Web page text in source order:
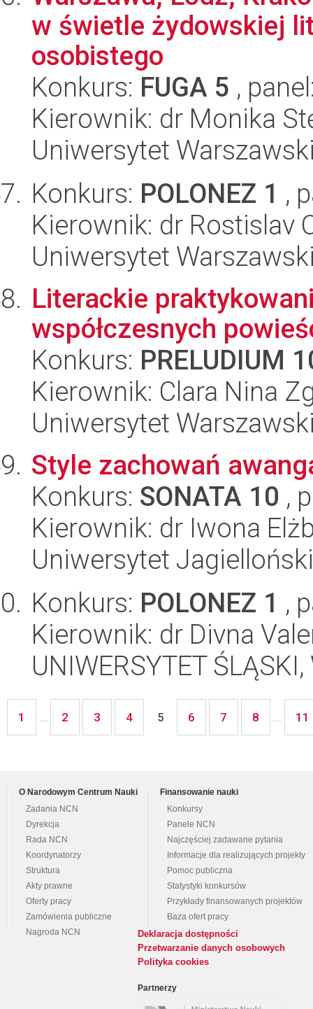
w świetle żydowskiej
osobistego
Konkurs: FUGA 5 ,
Kierownik: dr Monika
Uniwersytet
Konkurs: POLONEZ 1 ,
Kierownik: dr Rostislav
Uniwersytet
Literackie
współczesnych
Konkurs: PRELUDIUM
Kierownik: Clara Nina
Uniwersytet
Style zachowań
Konkurs: SONATA 10 ,
Kierownik: dr Iwona
Uniwersytet
Konkurs: POLONEZ 1 ,
Kierownik: dr Divna
UNIWERSYTET
1 ... 2 3 4 5 6 7 8 ... 11
O Narodowym Centrum Nauki
Zadania NCN
Dyrekcja
Rada NCN
Koordynatorzy
Struktura
Akty prawne
Oferty pracy
Zamówienia publiczne
Nagroda NCN
Finansowanie nauki
Konkursy
Panele NCN
Najczęściej zadawane pytania
Informacje dla realizujących projekty
Pomoc publiczna
Statystyki konkursów
Przykłady finansowanych projektów
Baza ofert pracy
Deklaracja dostępności
Przetwarzanie danych osobowych
Polityka cookies
Partnerzy